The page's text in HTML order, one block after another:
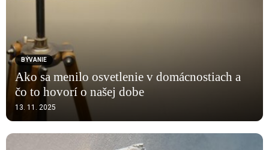
BÝVANIE
Ako sa menilo osvetlenie v domácnostiach a
čo to hovorí o našej dobe
13. 11. 2025